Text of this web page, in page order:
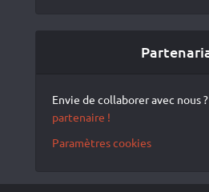
Envie de collaborer avec nous ?
partenaire !
Paramètres cookies